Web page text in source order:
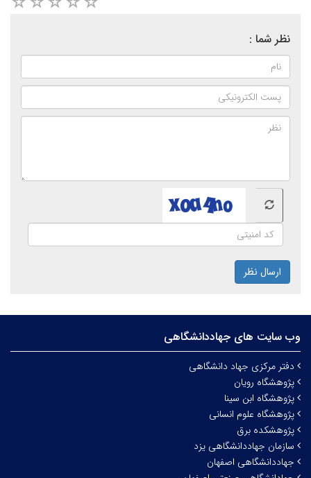
نظر شما :
ارسال نظر
وب سایت های جهاددانشگاهی
دفتر مرکزی جهاد دانشگاهی
پژوهشگاه رویان
پژوهشگاه ابن سینا
پژوهشگاه علوم انسانی
پژوهشکده برق
سازمان جهاددانشگاهی یزد
جهاددانشگاهی اصفهان